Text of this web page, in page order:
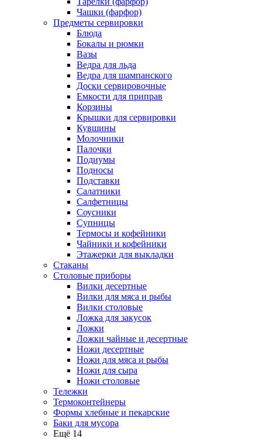
Чашки (фарфор)
Предметы сервировки
Блюда
Бокалы и рюмки
Вазы
Ведра для льда
Ведра для шампанского
Доски сервировочные
Емкости для приправ
Корзины
Крышки для сервировки
Кувшины
Молочники
Палочки
Подиумы
Подносы
Подставки
Салатники
Салфетницы
Соусники
Супницы
Термосы и кофейники
Чайники и кофейники
Этажерки для выкладки
Стаканы
Столовые приборы
Вилки десертные
Вилки для мяса и рыбы
Вилки столовые
Ложка для закусок
Ложки
Ложки чайные и десертные
Ножи десертные
Ножи для мяса и рыбы
Ножи для сыра
Ножи столовые
Тележки
Термоконтейнеры
Формы хлебные и пекарские
Баки для мусора
Ещё 14